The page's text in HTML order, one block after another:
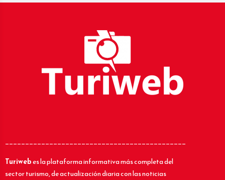
_____________________________________________
Turiwebes la plataforma informativa más completa del
sector turismo, de actualización diaria con las noticias